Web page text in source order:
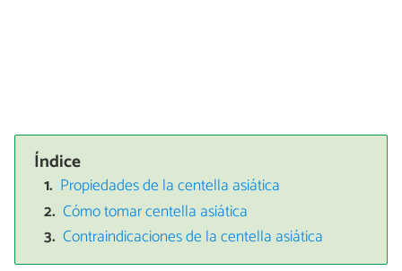
Índice
Propiedades de la centella asiática
Cómo tomar centella asiática
Contraindicaciones de la centella asiática